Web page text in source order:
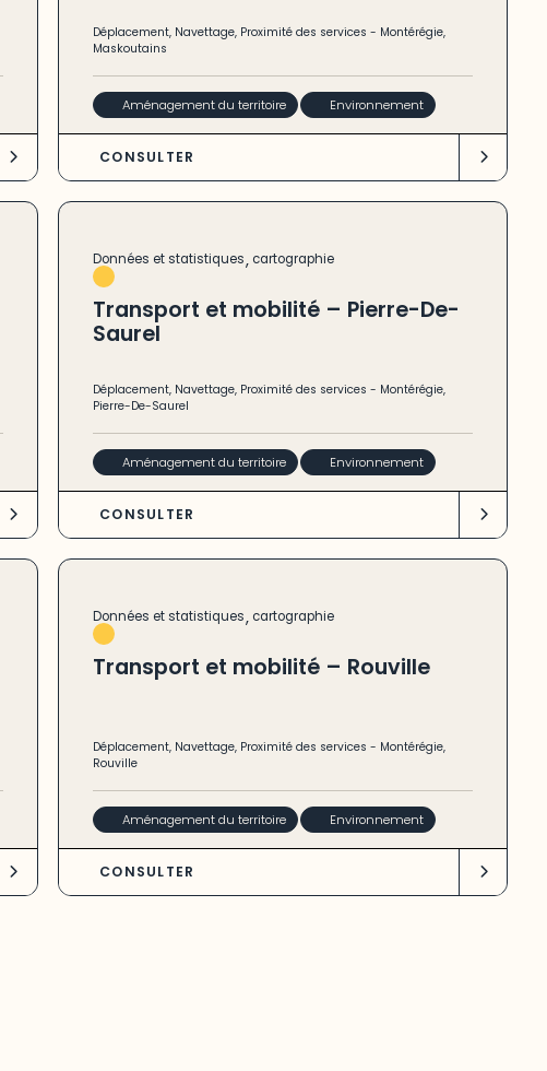
Déplacement, Navettage, Proximité des services - Montérégie,
Maskoutains
Aménagement du territoire Environnement
CONSULTER
Données et statistiques, cartographie
Transport et mobilité – Pierre-De-
Saurel
Déplacement, Navettage, Proximité des services - Montérégie,
Pierre-De-Saurel
Aménagement du territoire Environnement
CONSULTER
Données et statistiques, cartographie
Transport et mobilité – Rouville
Déplacement, Navettage, Proximité des services - Montérégie,
Rouville
Aménagement du territoire Environnement
CONSULTER